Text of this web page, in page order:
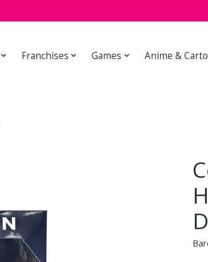
Franchises Games Anime &